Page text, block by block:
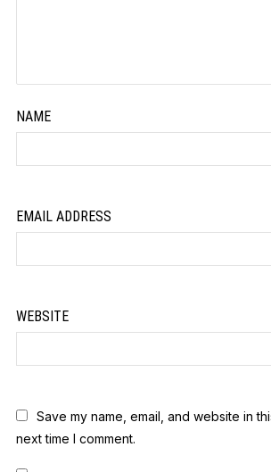
NAME
EMAIL ADDRESS
WEBSITE
Save my name, email, and website in
next time I comment.